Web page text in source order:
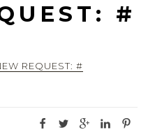
REQUEST: #
#